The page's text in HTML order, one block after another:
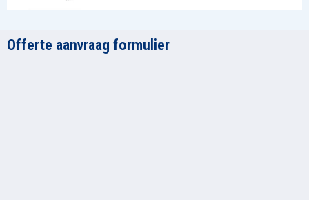
Offerte aanvraag formulier